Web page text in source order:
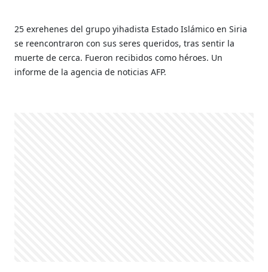
25 exrehenes del grupo yihadista Estado Islámico en Siria
se reencontraron con sus seres queridos, tras sentir la
muerte de cerca. Fueron recibidos como héroes. Un
informe de la agencia de noticias AFP.